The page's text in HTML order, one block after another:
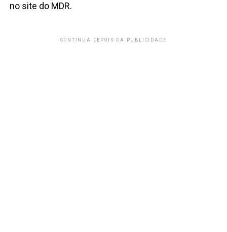
no site do MDR.
CONTINUA DEPOIS DA PUBLICIDADE